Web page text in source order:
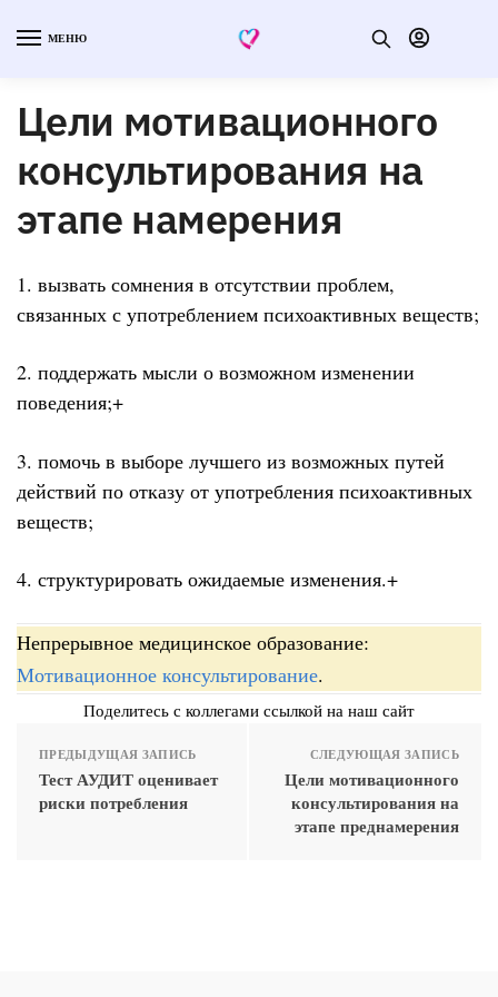
МЕНЮ
Цели мотивационного
консультирования на
этапе намерения
1. вызвать сомнения в отсутствии проблем,
связанных с употреблением психоактивных веществ;
2. поддержать мысли о возможном изменении
поведения;+
3. помочь в выборе лучшего из возможных путей
действий по отказу от употребления психоактивных
веществ;
4. структурировать ожидаемые изменения.+
Непрерывное медицинское образование:
Мотивационное консультирование.
Поделитесь с коллегами ссылкой на наш сайт
ПРЕДЫДУЩАЯ ЗАПИСЬ
Тест АУДИТ оценивает
риски потребления
СЛЕДУЮЩАЯ ЗАПИСЬ
Цели мотивационного
консультирования на
этапе преднамерения